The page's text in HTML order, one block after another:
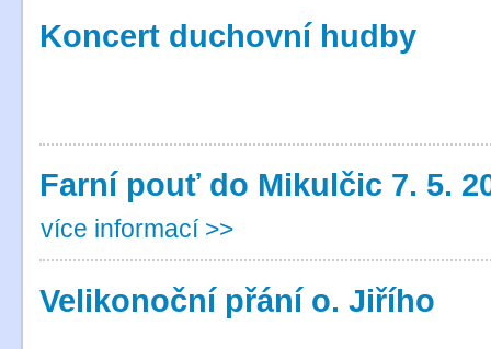
Koncert duchovní hudby
Farní pouť do Mikulčic 7. 5.
více informací >>
Velikonoční přání o. Jiřího